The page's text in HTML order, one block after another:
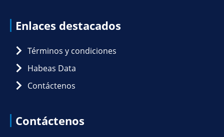
Enlaces destacados
Términos y condiciones
Habeas Data
Contáctenos
Contáctenos